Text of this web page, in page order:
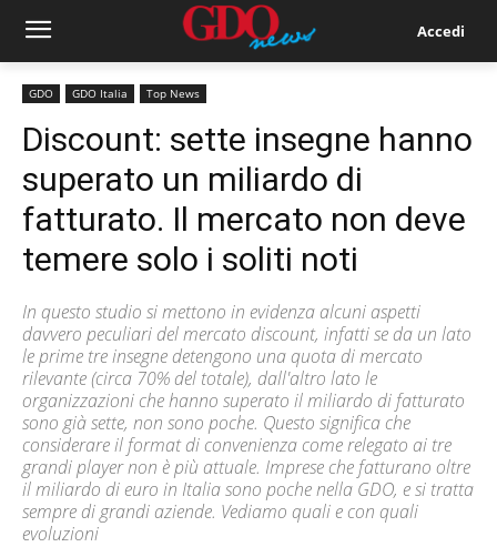
Accedi
GDO GDO Italia Top News
Discount: sette insegne hanno
superato un miliardo di
fatturato. Il mercato non deve
temere solo i soliti noti
In questo studio si mettono in evidenza alcuni aspetti
davvero peculiari del mercato discount, infatti se da un lato
le prime tre insegne detengono una quota di mercato
rilevante (circa 70% del totale), dall'altro lato le
organizzazioni che hanno superato il miliardo di fatturato
sono già sette, non sono poche. Questo significa che
considerare il format di convenienza come relegato ai tre
grandi player non è più attuale. Imprese che fatturano oltre
il miliardo di euro in Italia sono poche nella GDO, e si tratta
sempre di grandi aziende. Vediamo quali e con quali
evoluzioni